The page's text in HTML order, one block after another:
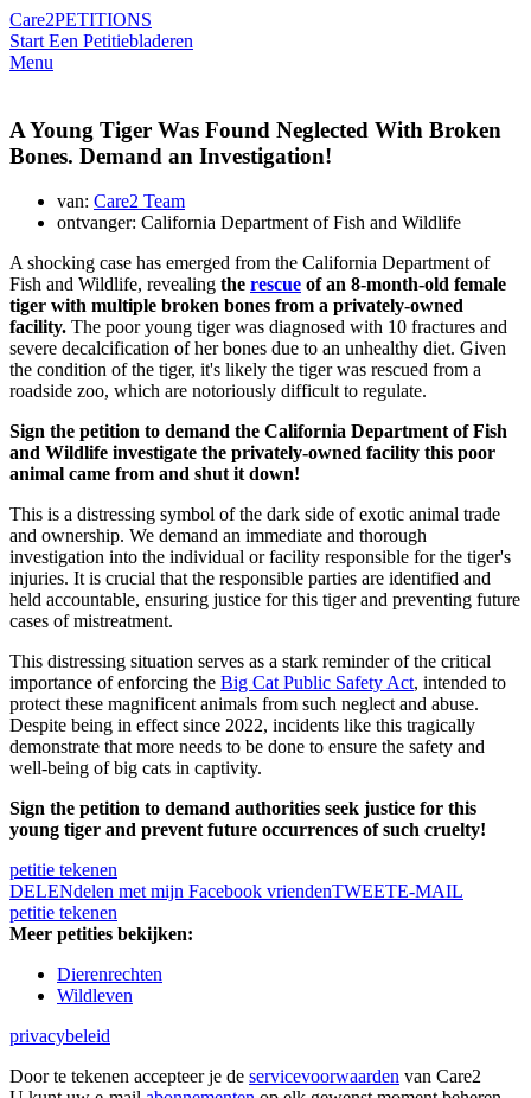
Care2PETITIONS
Start Een Petitiebladeren
Menu
A Young Tiger Was Found Neglected With Broken
Bones. Demand an Investigation!
van: Care2 Team
ontvanger: California Department of Fish and Wildlife
A shocking case has emerged from the California Department of
Fish and Wildlife, revealing the rescue of an 8-month-old female
tiger with multiple broken bones from a privately-owned
facility. The poor young tiger was diagnosed with 10 fractures and
severe decalcification of her bones due to an unhealthy diet. Given
the condition of the tiger, it's likely the tiger was rescued from a
roadside zoo, which are notoriously difficult to regulate.
Sign the petition to demand the California Department of Fish
and Wildlife investigate the privately-owned facility this poor
animal came from and shut it down!
This is a distressing symbol of the dark side of exotic animal trade
and ownership. We demand an immediate and thorough
investigation into the individual or facility responsible for the tiger's
injuries. It is crucial that the responsible parties are identified and
held accountable, ensuring justice for this tiger and preventing future
cases of mistreatment.
This distressing situation serves as a stark reminder of the critical
importance of enforcing the Big Cat Public Safety Act, intended to
protect these magnificent animals from such neglect and abuse.
Despite being in effect since 2022, incidents like this tragically
demonstrate that more needs to be done to ensure the safety and
well-being of big cats in captivity.
Sign the petition to demand authorities seek justice for this
young tiger and prevent future occurrences of such cruelty!
petitie tekenen
DELENdelen met mijn Facebook vriendenTWEETE-MAIL
petitie tekenen
Meer petities bekijken:
Dierenrechten
Wildleven
privacybeleid
Door te tekenen accepteer je de servicevoorwaarden van Care2